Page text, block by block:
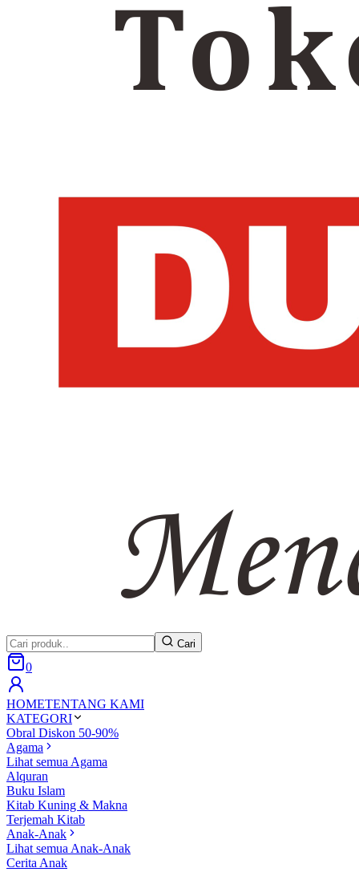
Cari
0
HOMETENTANG KAMI
KATEGORI
Obral Diskon 50-90%
Agama
Lihat semua Agama
Alquran
Buku Islam
Kitab Kuning & Makna
Terjemah Kitab
Anak-Anak
Lihat semua Anak-Anak
Cerita Anak